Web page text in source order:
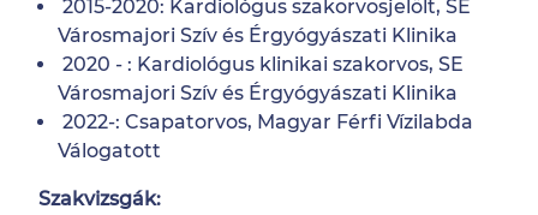
2015-2020: Kardiológus szakorvosjelölt, SE
Városmajori Szív és Érgyógyászati Klinika
2020 - : Kardiológus klinikai szakorvos, SE
Városmajori Szív és Érgyógyászati Klinika
2022-: Csapatorvos, Magyar Férfi Vízilabda
Válogatott
Szakvizsgák: